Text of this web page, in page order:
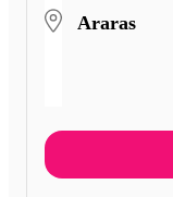
Araras